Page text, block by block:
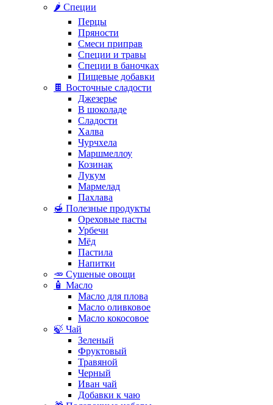
🌶️ Специи
Перцы
Пряности
Смеси приправ
Специи и травы
Специи в баночках
Пищевые добавки
🍫 Восточные сладости
Джезерье
В шоколаде
Сладости
Халва
Чурчхела
Маршмеллоу
Козинак
Лукум
Мармелад
Пахлава
🍯 Полезные продукты
Ореховые пасты
Урбечи
Мёд
Пастила
Напитки
🥕 Сушеные овощи
🧴 Масло
Масло для плова
Масло оливковое
Масло кокосовое
🍃 Чай
Зеленый
Фруктовый
Травяной
Черный
Иван чай
Добавки к чаю